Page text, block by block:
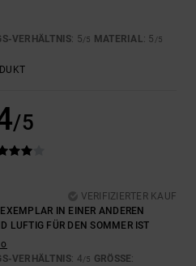
VERHÄLTNIS: 5/5 MATERIAL: 5 /5
/5
VERIFIZIERTER KAUF
IN EINER ANDEREN
LUFTIG FÜR DEN SOMMER IST
VERHÄLTNIS: 4/5 GRÖSSE :